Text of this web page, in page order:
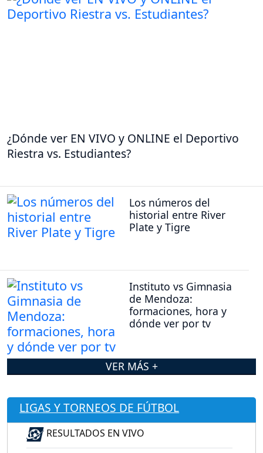
¿Dónde ver EN VIVO y ONLINE el Deportivo
Riestra vs. Estudiantes?
Los números del
historial entre River
Plate y Tigre
Instituto vs Gimnasia
de Mendoza:
formaciones, hora y
dónde ver por tv
VER MÁS +
LIGAS Y TORNEOS DE FÚTBOL
RESULTADOS EN VIVO